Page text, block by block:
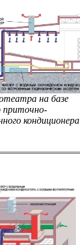
на базе
приточно-
кондиционера